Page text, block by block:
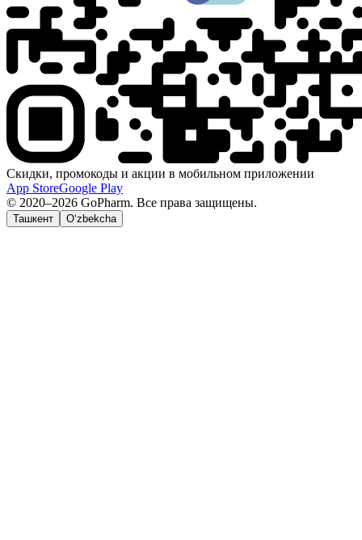
Скидки, промокоды и акции в мобильном приложении
App StoreGoogle Play
© 2020–2026 GoPharm. Все права защищены.
Ташкент O‘zbekcha